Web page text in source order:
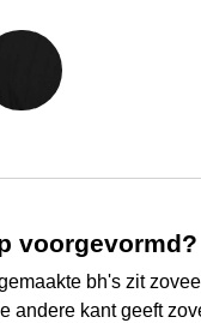
voorgevormd?
bh's zit
andere kant geeft